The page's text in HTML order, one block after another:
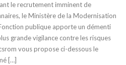
le recrutement imminent de
le Ministère de la Modernisation
publique apporte un démenti
grande vigilance contre les risques
vous propose ci-dessous le
[…]